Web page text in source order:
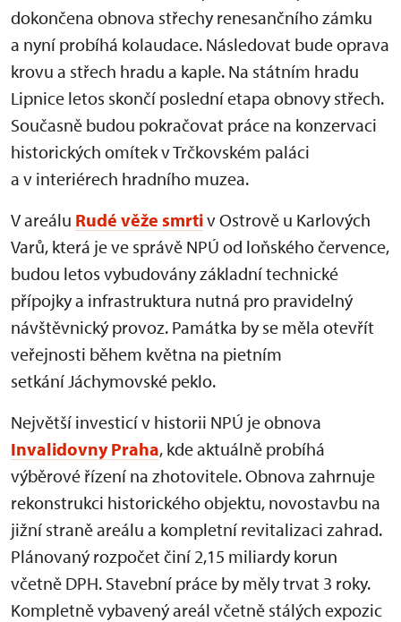
dokončena obnova střechy renesančního zámku
a nyní probíhá kolaudace. Následovat bude oprava
krovu a střech hradu a kaple. Na státním hradu
Lipnice letos skončí poslední etapa obnovy střech.
Současně budou pokračovat práce na konzervaci
historických omítek v Trčkovském paláci
a v interiérech hradního muzea.
V areálu Rudé věže smrtiv Ostrově u Karlových
Varů, která je ve správě NPÚ od loňského července,
budou letos vybudovány základní technické
přípojky a infrastruktura nutná pro pravidelný
návštěvnický provoz. Památka by se měla otevřít
veřejnosti během května na pietním
setkání Jáchymovské peklo.
Největší investicí v historii NPÚ je obnova
Invalidovny Praha, kde aktuálně probíhá
výběrové řízení na zhotovitele. Obnova zahrnuje
rekonstrukci historického objektu, novostavbu na
jižní straně areálu a kompletní revitalizaci zahrad.
Plánovaný rozpočet činí 2,15 miliardy korun
včetně DPH. Stavební práce by měly trvat 3 roky.
Kompletně vybavený areál včetně stálých expozic